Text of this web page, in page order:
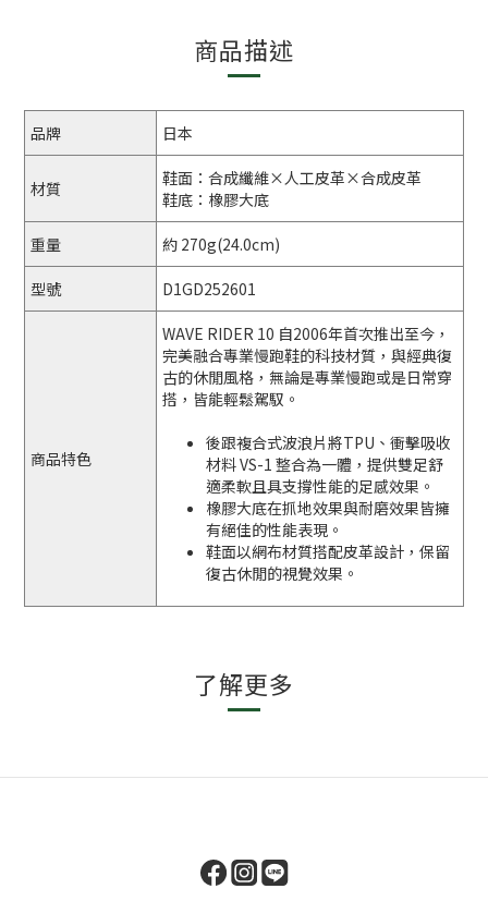
商品描述
品牌 日本
材質
鞋面：合成纖維×人工皮革×合成皮革
鞋底： 橡膠大底
重量 約 270g(24.0cm)
型號 D1GD252601
商品特色
WAVE RIDER 10 自2006年首次推出至今，
完美融合專業慢跑鞋的科技材質，與經典復
古的休閒風格，無論是專業慢跑或是日常穿
搭，皆能輕鬆駕馭。
後跟複合式波浪片將TPU、衝擊吸收
材料 VS-1 整合為一體，提供雙足舒
適柔軟且具支撐性能的足感效果。
橡膠大底在抓地效果與耐磨效果皆擁
有絕佳的性能表現。
鞋面以網布材質搭配皮革設計，保留
復古休閒的視覺效果。
了解更多